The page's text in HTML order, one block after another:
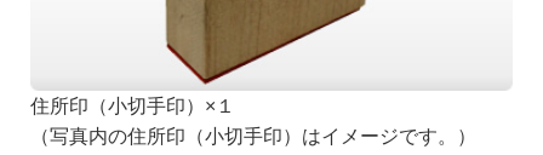
住所印（小切手印）×１
（写真内の住所印（小切手印）はイメージです。）